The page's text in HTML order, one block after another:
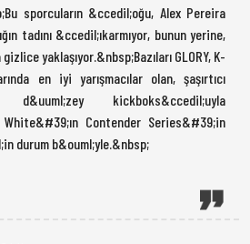
sporcuların &ccedil;oğu, Alex Pereira
tadını &ccedil;ıkarmıyor, bunun yerine,
yaklaşıyor.&nbsp;Bazıları GLORY, K-
en iyi yarışmacılar olan, şaşırtıcı
kickboks&ccedil;uyla
White&#39;ın Contender Series&#39;in
durum b&ouml;yle.&nbsp;